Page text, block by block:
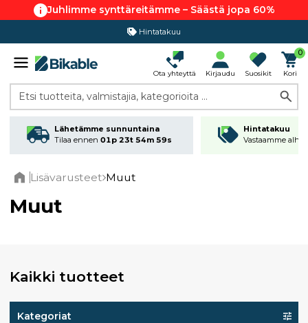
Juhlimme synttäreitämme – Säästä jopa 60%
Hintatakuu
Ota yhteyttä Kirjaudu Suosikit
0
Kori
Etsi tuotteita, valmistajia, kategorioita ...
Lähetämme sunnuntaina
Tilaa ennen 01p 23t 54m 58s
Hintatakuu
Vastaamme
Lisävarusteet Muut
Muut
Kaikki tuotteet
Kategoriat